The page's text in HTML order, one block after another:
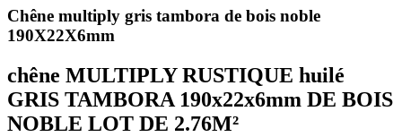
Chêne multiply gris tambora de bois noble
190X22X6mm
chêne MULTIPLY RUSTIQUE huilé
GRIS TAMBORA 190x22x6mm DE BOIS
NOBLE LOT DE 2.76M²